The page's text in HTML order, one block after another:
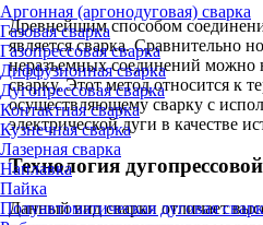
Аргонная (аргонодуговая) сварка
Газовая сварка
Газопрессовая сварка
Диффузионная сварка
Дугопрессовая сварка
Контактная сварка
Кузнечная сварка
Лазерная сварка
Наплавка
Пайка
Полуавтоматическая дуговая
Древнейшим способом
является сварка. Сравнительно
неразъемных соединений можно
сварку. Этот метод относится к
осуществляющему сварку с
электрической дуги в качестве
Технология
Данный вид сварки отличает